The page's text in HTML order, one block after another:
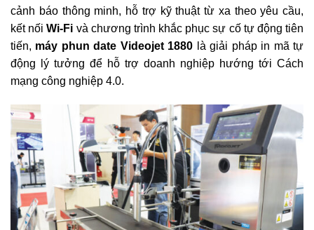
cảnh báo thông minh, hỗ trợ kỹ thuật từ xa theo yêu cầu,
kết nốiWi-Fi và chương trình khắc phục sự cố tự động tiên
tiến, máy phun date Videojet 1880 là giải pháp in mã tự
động lý tưởng để hỗ trợ doanh nghiệp hướng tới Cách
mạng công nghiệp 4.0.